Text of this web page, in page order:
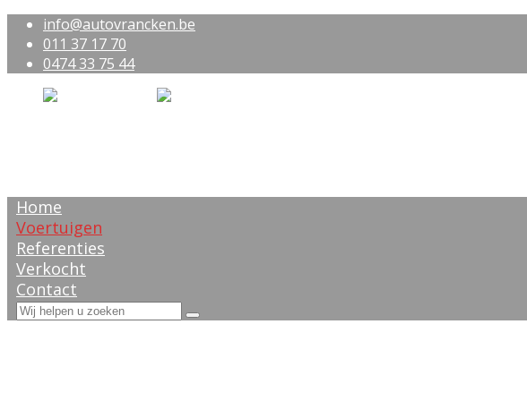
info@autovrancken.be
011 37 17 70
0474 33 75 44
Home
Voertuigen
Referenties
Verkocht
Contact